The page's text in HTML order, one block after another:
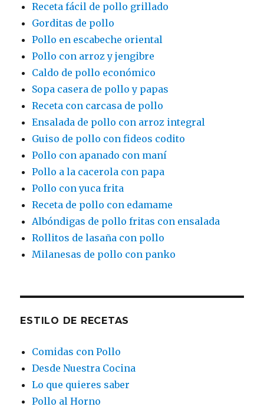
Receta fácil de pollo grillado
Gorditas de pollo
Pollo en escabeche oriental
Pollo con arroz y jengibre
Caldo de pollo económico
Sopa casera de pollo y papas
Receta con carcasa de pollo
Ensalada de pollo con arroz integral
Guiso de pollo con fideos codito
Pollo con apanado con maní
Pollo a la cacerola con papa
Pollo con yuca frita
Receta de pollo con edamame
Albóndigas de pollo fritas con ensalada
Rollitos de lasaña con pollo
Milanesas de pollo con panko
ESTILO DE RECETAS
Comidas con Pollo
Desde Nuestra Cocina
Lo que quieres saber
Pollo al Horno